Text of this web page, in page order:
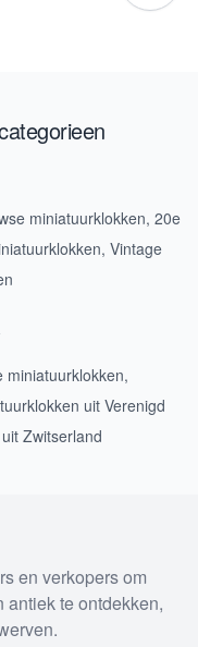
miniatuurklokken, 20e
, Vintage
miniatuurklokken,
uit Verenigd
Zwitserland
en verkopers om
te ontdekken,